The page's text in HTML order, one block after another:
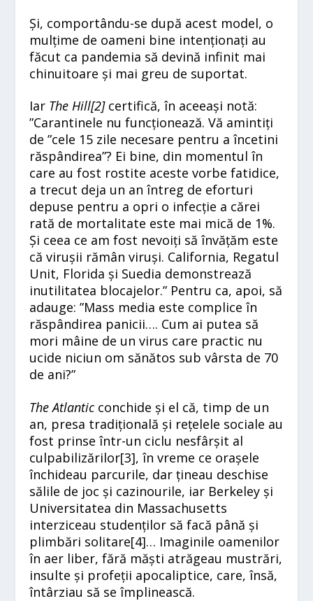
Și, comportându-se după acest model, o
mulțime de oameni bine intenționați au
făcut ca pandemia să devină infinit mai
chinuitoare și mai greu de suportat.
Iar The Hill[2]certifică, în aceeași notă:
”Carantinele nu funcționează. Vă amintiți
de ”cele 15 zile necesare pentru a încetini
răspândirea”? Ei bine, din momentul în
care au fost rostite aceste vorbe fatidice,
a trecut deja un an întreg de eforturi
depuse pentru a opri o infecție a cărei
rată de mortalitate este mai mică de 1%.
Și ceea ce am fost nevoiți să învățăm este
că virușii rămân viruși. California, Regatul
Unit, Florida și Suedia demonstrează
inutilitatea blocajelor.” Pentru ca, apoi, să
adauge: ”Mass media este complice în
răspândirea panicii…. Cum ai putea să
mori mâine de un virus care practic nu
ucide niciun om sănătos sub vârsta de 70
de ani?”
The Atlanticconchide și el că, timp de un
an, presa tradițională și rețelele sociale au
fost prinse într-un ciclu nesfârșit al
culpabilizărilor[3], în vreme ce orașele
închideau parcurile, dar țineau deschise
sălile de joc și cazinourile, iar Berkeley și
Universitatea din Massachusetts
interziceau studenților să facă până și
plimbări solitare[4]… Imaginile oamenilor
în aer liber, fără măști atrăgeau mustrări,
insulte și profeții apocaliptice, care, însă,
întârziau să se împlinească.